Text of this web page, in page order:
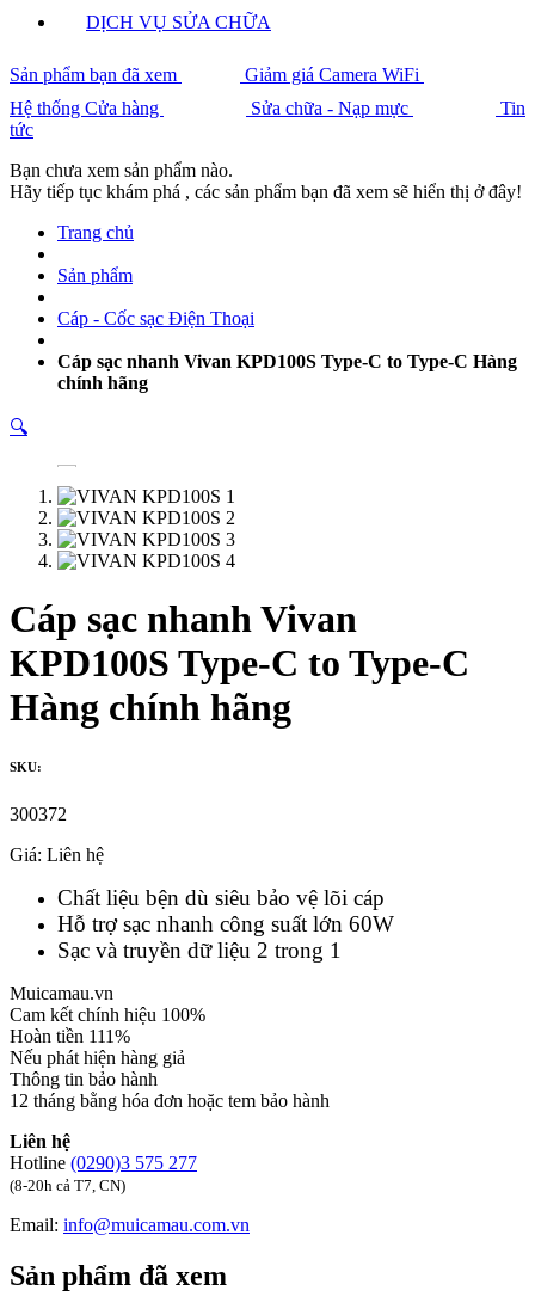
DỊCH VỤ SỬA CHỮA
Sản phẩm bạn đã xem
Giảm giá Camera WiFi
Hệ thống Cửa hàng
Sửa chữa - Nạp mực
Tin
tức
Bạn chưa xem sản phẩm nào.
Hãy tiếp tục khám phá , các sản phẩm bạn đã xem sẽ hiển thị ở đây!
Trang chủ
Sản phẩm
Cáp - Cốc sạc Điện Thoại
Cáp sạc nhanh Vivan KPD100S Type-C to Type-C Hàng
chính hãng
🔍
Cáp sạc nhanh Vivan
KPD100S Type-C to Type-C
Hàng chính hãng
SKU:
300372
Giá: Liên hệ
Chất liệu bện dù siêu bảo vệ lõi cáp
Hỗ trợ sạc nhanh công suất lớn 60W
Sạc và truyền dữ liệu 2 trong 1
Muicamau.vn
Cam kết chính hiệu 100%
Hoàn tiền 111%
Nếu phát hiện hàng giả
Thông tin bảo hành
12 tháng bằng hóa đơn hoặc tem bảo hành
Liên hệ
Hotline (0290)3 575 277
(8-20h cả T7, CN)
Email: info@muicamau.com.vn
Sản phẩm đã xem